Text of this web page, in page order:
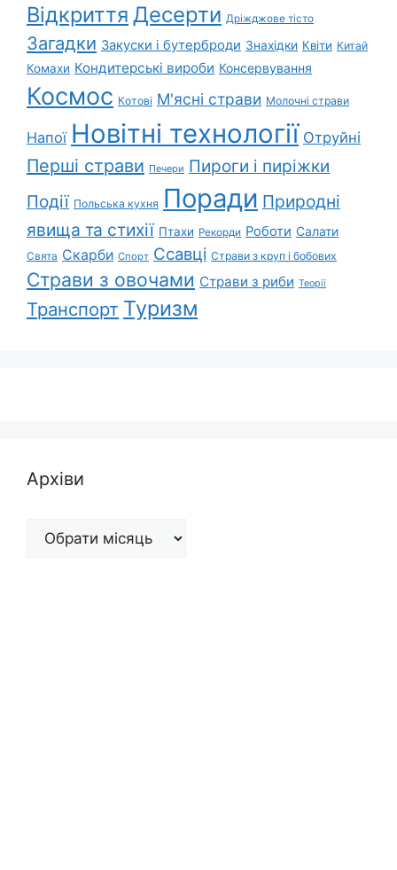
Відкриття Десерти Дріжджове тісто
Загадки Закуски і бутерброди Знахідки Квіти Китай
Комахи Кондитерські вироби Консервування
Космос Котові М'ясні страви Молочні страви
Напої Новітні технології Отруйні
Перші страви Печери Пироги і пиріжки
Події Польська кухня Поради Природні
явища та стихії Птахи Рекорди Роботи Салати
Свята Скарби Спорт Ссавці Страви з круп і бобових
Страви з овочами Страви з риби Теорії
Транспорт Туризм
Архіви
Архіви